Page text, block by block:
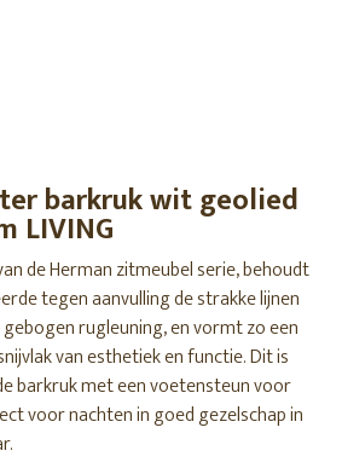
barkruk wit geolied
LIVING
de Herman zitmeubel serie, behoudt
tegen aanvulling de strakke lijnen
rugleuning, en vormt zo een
van esthetiek en functie. Dit is
barkruk met een voetensteun voor
voor nachten in goed gezelschap in